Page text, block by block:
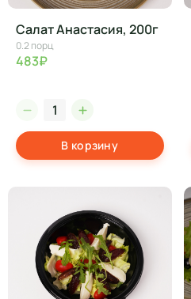
Салат Анастасия, 200г
0.2 порц
483₽
В корзину